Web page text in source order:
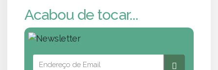
Acabou de tocar...